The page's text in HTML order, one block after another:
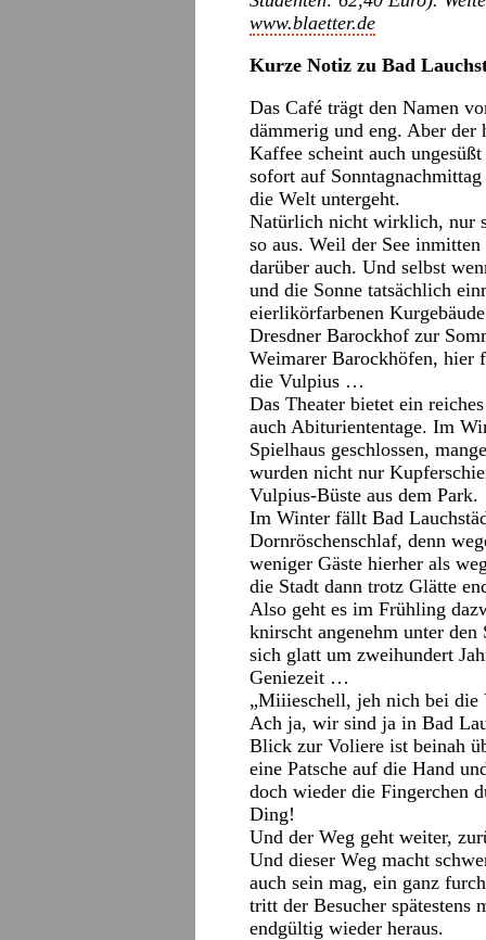
www.blaetter.de
Kurze Notiz zu Bad
Das Café trägt den Namen
dämmerig und eng. Aber der
Kaffee scheint auch
sofort auf
die Welt untergeht.
Natürlich nicht wirklich, nur
so aus. Weil der See
darüber auch. Und selbst
und die Sonne tatsächlich
eierlikörfarbenen
Dresdner Barockhof zur
Weimarer Barockhöfen, hier
die Vulpius …
Das Theater bietet ein
auch Abituriententage. Im
Spielhaus geschlossen,
wurden nicht nur
Vulpius-Büste aus dem Park.
Im Winter fällt Bad
Dornröschenschlaf, denn
weniger Gäste hierher als
die Stadt dann trotz Glätte
Also geht es im Frühling
knirscht angenehm unter den
sich glatt um zweihundert
Geniezeit …
„Miiieschell, jeh nich bei die
Ach ja, wir sind ja in Bad
Blick zur Voliere ist beinah
eine Patsche auf die Hand
doch wieder die Fingerchen
Ding!
Und der Weg geht weiter,
Und dieser Weg macht
auch sein mag, ein ganz
tritt der Besucher spätestens
endgültig wieder heraus.